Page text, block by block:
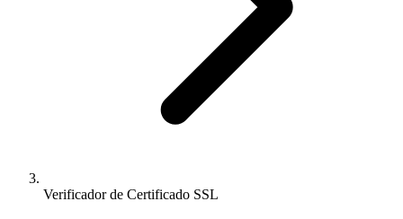
Verificador de Certificado SSL